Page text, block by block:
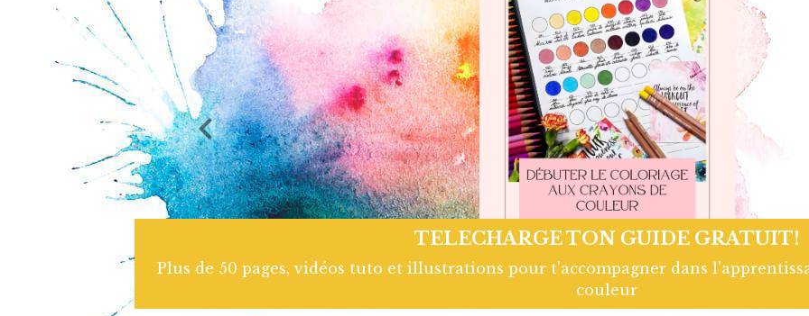
TELECHARGE TON GUIDE GRATUIT!
vidéos tuto et illustrations pour t'accompagner dans l'apprentissage du coloriage aux crayons de